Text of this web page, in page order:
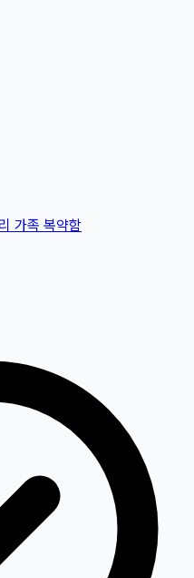
가족 복약함